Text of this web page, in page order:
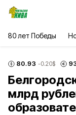
80 лет Победы
80.93 -0.20$
млрд